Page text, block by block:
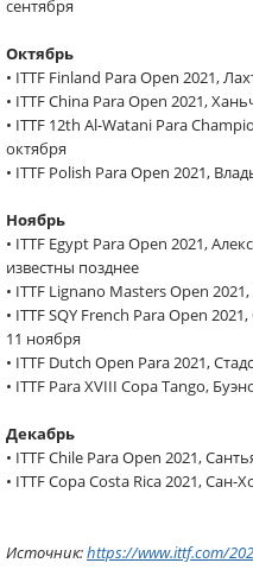
сентября
Октябрь
• ITTF Finland Para Open 2021,
• ITTF China Para Open 2021,
• ITTF 12th Al-Watani Para
октября
• ITTF Polish Para Open 2021,
Ноябрь
• ITTF Egypt Para Open 2021,
известны позднее
• ITTF Lignano Masters Open
• ITTF SQY French Para Open
11 ноября
• ITTF Dutch Open Para 2021,
• ITTF Para XVIII Copa Tango,
Декабрь
• ITTF Chile Para Open 2021,
• ITTF Copa Costa Rica 2021, Сан-
Источник:https://www.ittf.com/